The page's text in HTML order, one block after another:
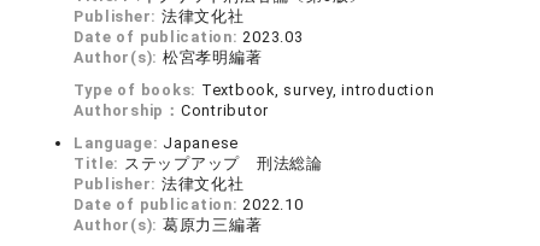
Publisher: 法律文化社
Date of publication:2023.03
Author(s): 松宮孝明編著
Type of books: Textbook, survey, introduction
Authorship： Contributor
Language: Japanese
Title: ステップアップ 刑法総論
Publisher: 法律文化社
Date of publication:2022.10
Author(s): 葛原力三編著